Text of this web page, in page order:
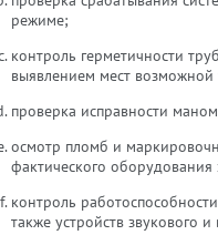
режиме;
контроль герметичности
выявлением мест возможной
проверка исправности
осмотр пломб и
фактического оборудования
контроль
также устройств звукового